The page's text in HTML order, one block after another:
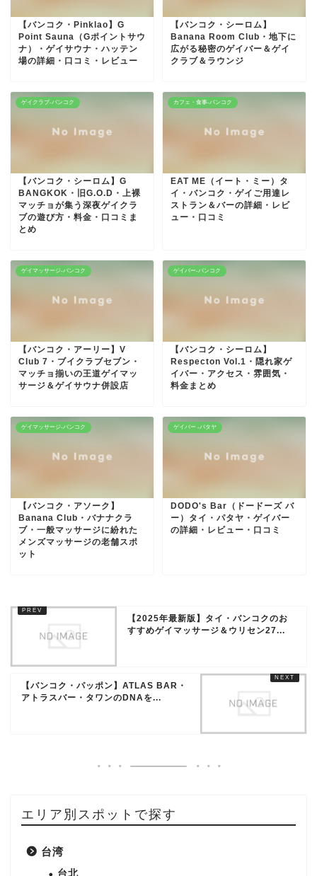
【バンコク・Pinklao】G
Point Sauna（Gポイントサウ
ナ）・ゲイサウナ・ハッテン
場の詳細・口コミ・レビュー
【バンコク・シーロム】
Banana Room Club・地下に
広がる秘密のゲイバー＆ゲイ
クラブ＆ラウンジ
ゲイクラブ-バンコク
【バンコク・シーロム】G
BANGKOK・旧G.O.D・上裸
マッチョが集う深夜ゲイクラ
ブの遊び方・料金・口コミま
とめ
カフェ・食事-バンコク
EAT ME（イート・ミー）タ
イ・バンコク・ゲイご用達レ
ストラン＆バーの詳細・レビ
ュー・口コミ
ゲイマッサージ-バンコク
【バンコク・アーリー】V
Club 7・ブイクラブセブン・
マッチョ揃いの王道ゲイマッ
サージ＆ゲイサウナ併設店
ゲイバー-バンコク
【バンコク・シーロム】
Respecton Vol.1・隠れ家ゲ
イバー・アクセス・雰囲気・
料金まとめ
ゲイマッサージ-バンコク
【バンコク・アソーク】
Banana Club・バナナクラ
ブ・一般マッサージに紛れた
メンズマッサージの老舗スポ
ット
ゲイバー -パタヤ
DODO's Bar（ドードーズ バ
ー）タイ・パタヤ・ゲイバー
の詳細・レビュー・口コミ
【2025年最新版】タイ・バンコクのお
すすめゲイマッサージ＆ウリセン27...
【バンコク・パッポン】ATLAS BAR・
アトラスバー・タワンのDNAを...
エリア別スポットで探す
台湾
台北